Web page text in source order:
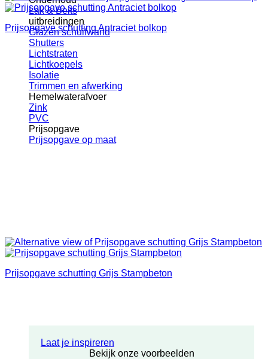
Lak & Beits
uitbreidingen
Glazen schuifwand
Shutters
Lichtstraten
Lichtkoepels
Isolatie
Trimmen en afwerking
Hemelwaterafvoer
Zink
PVC
Prijsopgave
Prijsopgave op maat
Laat je inspireren
Bekijk onze voorbeelden
Prijsopgave schutting Antraciet bolkop
Prijsopgave schutting Grijs Stampbeton